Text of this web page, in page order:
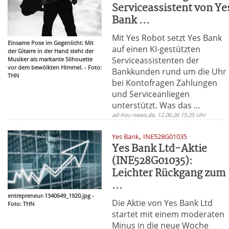
Einsame Pose im Gegenlicht: Mit
der Gitarre in der Hand steht der
Musiker als markante Silhouette
vor dem bewölkten Himmel. - Foto:
THN
Serviceassistent von
Bank ...
Mit Yes Robot setzt Yes Bank
auf einen KI-gestützten
Serviceassistenten der
Bankkunden rund um die Uhr
bei Kontofragen Zahlungen
und Serviceanliegen
unterstützt. Was das ...
ad-hoc-news.de, 12.06.26 15:25 Uhr
entrepreneur-1340649_1920.jpg -
Foto: THN
Yes Bank, INE528G01035
Yes Bank Ltd-Aktie
(INE528G01035):
Leichter Rückgang zum
...
Die Aktie von Yes Bank Ltd
startet mit einem moderaten
Minus in die neue Woche